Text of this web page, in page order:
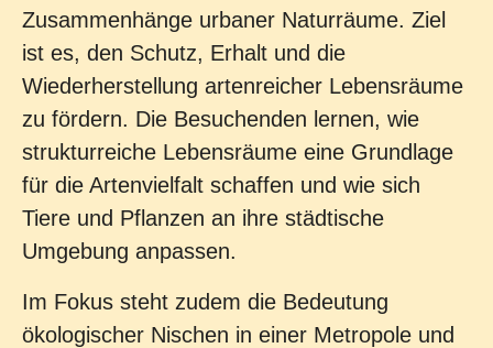
Zusammenhänge urbaner Naturräume. Ziel
ist es, den Schutz, Erhalt und die
Wiederherstellung artenreicher Lebensräume
zu fördern. Die Besuchenden lernen, wie
strukturreiche Lebensräume eine Grundlage
für die Artenvielfalt schaffen und wie sich
Tiere und Pflanzen an ihre städtische
Umgebung anpassen.
Im Fokus steht zudem die Bedeutung
ökologischer Nischen in einer Metropole und